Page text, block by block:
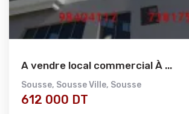
A vendre local commercial À ...
Sousse, Sousse Ville, Sousse
612 000 DT